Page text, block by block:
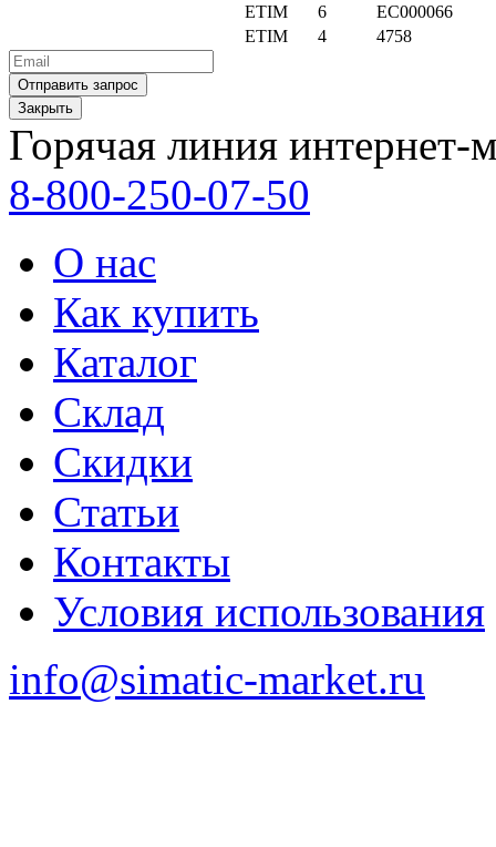
ETIM
6
EC000066
ETIM
4 4758
Закрыть
Горячая линия интернет-
8-800-250-07-50
О нас
Как купить
Каталог
Склад
Скидки
Статьи
Контакты
Условия использования
info@simatic-market.ru